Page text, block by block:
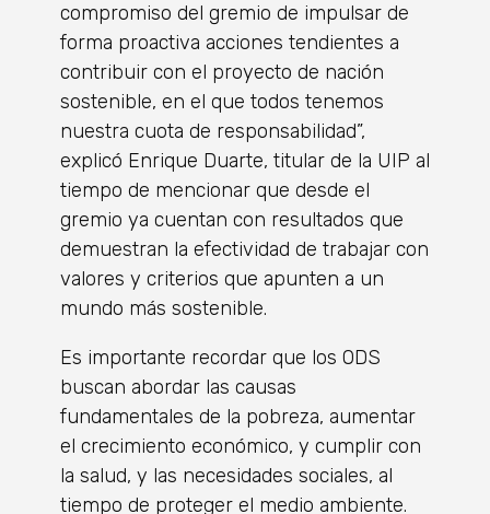
compromiso del gremio de impulsar de
forma proactiva acciones tendientes a
contribuir con el proyecto de nación
sostenible, en el que todos tenemos
nuestra cuota de responsabilidad”,
explicó Enrique Duarte, titular de la UIP al
tiempo de mencionar que desde el
gremio ya cuentan con resultados que
demuestran la efectividad de trabajar con
valores y criterios que apunten a un
mundo más sostenible.
Es importante recordar que los ODS
buscan abordar las causas
fundamentales de la pobreza, aumentar
el crecimiento económico, y cumplir con
la salud, y las necesidades sociales, al
tiempo de proteger el medio ambiente.